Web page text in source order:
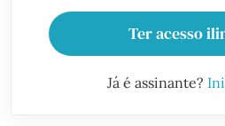
Ter acesso
Já é assinante?